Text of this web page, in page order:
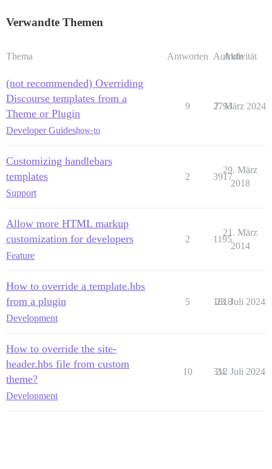
Verwandte Themen
Thema Antworten Aufrufe
Aktivität
(not recommended) Overriding
Discourse templates from a
Theme or Plugin
Developer Guideshow-to
9 2793
7. März 2024
Customizing handlebars
templates
Support
2 3917
29. März
2018
Allow more HTML markup
customization for developers
Feature
2 1195
21. März
2014
How to override a template.hbs
from a plugin
Development
5 1818
23. Juli 2024
How to override the site-
header.hbs file from custom
theme?
Development
10 312
24. Juli 2024